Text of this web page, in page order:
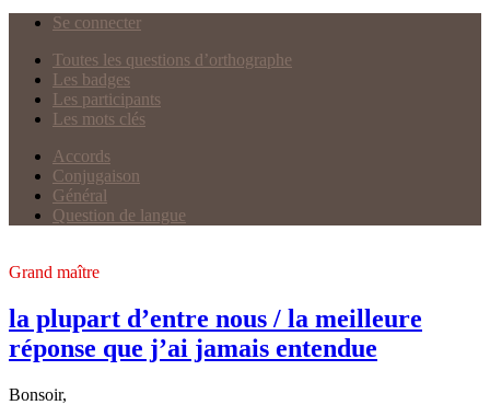
Se connecter
Toutes les questions d’orthographe
Les badges
Les participants
Les mots clés
Accords
Conjugaison
Général
Question de langue
Grand maître
la plupart d’entre nous / la meilleure
réponse que j’ai jamais entendue
Bonsoir,